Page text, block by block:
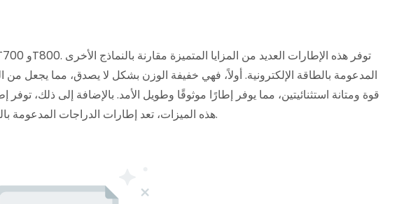
المدعومة بالطاقة الإلكترونية. أولاً، فهي خفيفة الوزن بشكل لا يصدق، مما يجعل
هذه الميزات، تعد إطارات الدراجات المدعومة بالطاقة الإلكترونية المصنوعة من ألياف الكربون والحصى الخيار الأمثل لراكبي الدراجات الذين يطلبون أفضل أداء وجودة.